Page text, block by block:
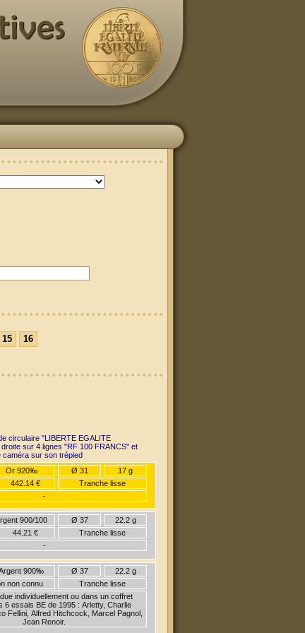
15
16
circulaire "LIBERTE EGALITE
"RF 100 FRANCS" et
caméra sur son trépied
Or 920‰ Ø 31
17 g
442.14 €
Tranche lisse
-
900/100 Ø 37
22.2 g
44.21 €
Tranche lisse
-
900‰ Ø 37
22.2 g
non connu
Tranche lisse
individuellement ou dans un coffret
6 essais BE de 1995 : Arletty, Charlie
Fellini, Alfred Hitchcock, Marcel Pagnol,
Jean Renoir.